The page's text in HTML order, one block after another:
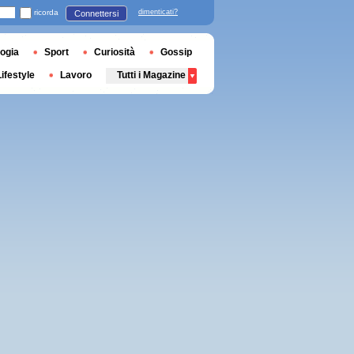
ricorda Connettersi dimenticati?
Sport Curiosità Gossip
Lavoro Tutti i Magazine